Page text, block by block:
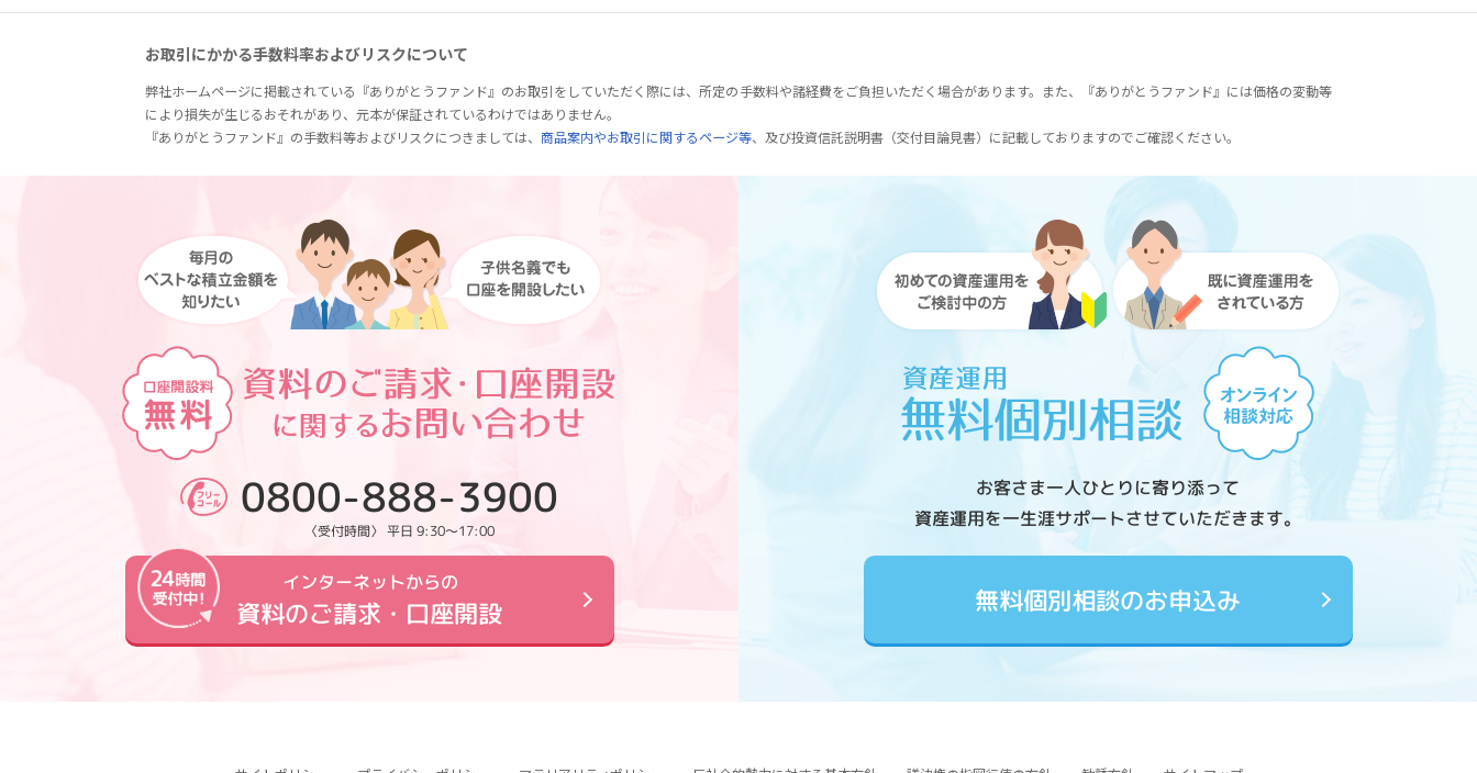
お取引にかかる手数料率およびリスクについて
弊社ホームページに掲載されている『ありがとうファンド』のお取引をしていただく際には、所定の手数料や諸経費をご負担いただく場合があります。また、『ありがとうファンド』には価格の変動等
により損失が生じるおそれがあり、元本が保証されているわけではありません。
『ありがとうファンド』の手数料等およびリスクにつきましては、 商品案内やお取引に関するページ等、及び投資信託説明書（交付目論見書）に記載しておりますのでご確認ください。
0800-888-3900
〈受付時間〉 平日 9:30～17:00
インターネットからの
資料のご請求・口座開設
お客さま一人ひとりに寄り添って
資産運用を一生涯サポートさせていただきます。
無料個別相談のお申込み